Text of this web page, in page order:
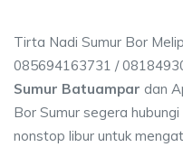
Tirta Nadi Sumur Bor
085694163731 /
Sumur Batuampar dan
Bor Sumur segera
nonstop libur untuk